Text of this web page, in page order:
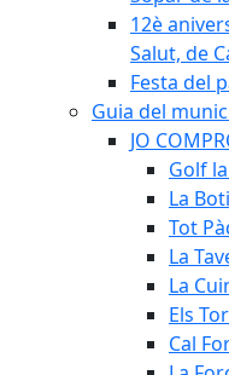
12è
Salut, de
Festa del
Guia del
JO
Golf
La
Tot
La
La
Els
Cal